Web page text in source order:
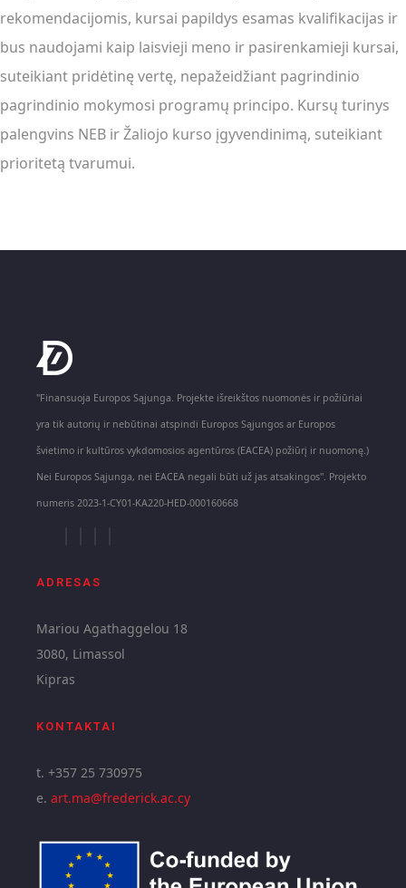
rekomendacijomis, kursai papildys esamas kvalifikacijas ir
bus naudojami kaip laisvieji meno ir pasirenkamieji kursai,
suteikiant pridėtinę vertę, nepažeidžiant pagrindinio
pagrindinio mokymosi programų principo. Kursų turinys
palengvins NEB ir Žaliojo kurso įgyvendinimą, suteikiant
prioritetą tvarumui.
"Finansuoja Europos Sąjunga. Projekte išreikštos nuomonės ir požiūriai
yra tik autorių ir nebūtinai atspindi Europos Sąjungos ar Europos
švietimo ir kultūros vykdomosios agentūros (EACEA) požiūrį ir nuomonę.)
Nei Europos Sąjunga, nei EACEA negali būti už jas atsakingos". Projekto
numeris 2023-1-CY01-KA220-HED-000160668
ADRESAS
Mariou Agathaggelou 18
3080, Limassol
Kipras
KONTAKTAI
t. +357 25 730975
e.art.ma@frederick.ac.cy